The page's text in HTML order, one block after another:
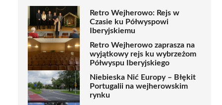
Retro Wejherowo: Rejs w
Czasie ku Półwyspowi
Iberyjskiemu
Retro Wejherowo zaprasza na
wyjątkowy rejs ku wybrzeżom
Półwyspu Iberyjskiego
Niebieska Nić Europy – Błękit
Portugalii na wejherowskim
rynku